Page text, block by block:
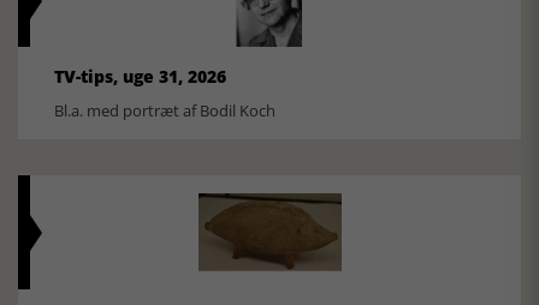
TV-tips, uge 31, 2026
Bl.a. med portræt af Bodil Koch